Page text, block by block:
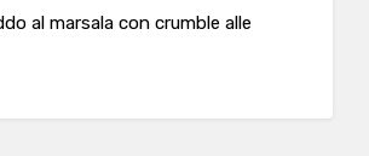
al marsala con crumble alle